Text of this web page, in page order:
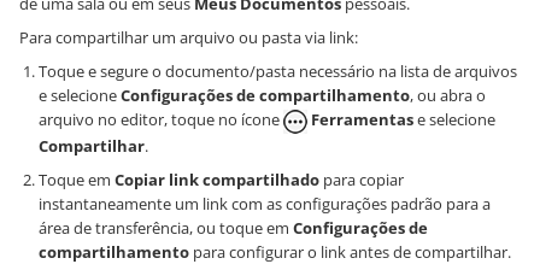
Para compartilhar um arquivo ou pasta via link:
Toque e segure o documento/pasta necessário na lista de arquivos
e selecioneConfigurações de compartilhamento, ou abra o
arquivo no editor, toque no ícone
Ferramentase selecione
Compartilhar.
Toque em Copiar link compartilhado para copiar
instantaneamente um link com as configurações padrão para a
área de transferência, ou toque em Configurações de
compartilhamento para configurar o link antes de compartilhar.